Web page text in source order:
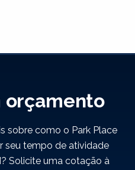
orçamento
sobre como o Park Place
seu tempo de atividade
Solicite uma cotação à